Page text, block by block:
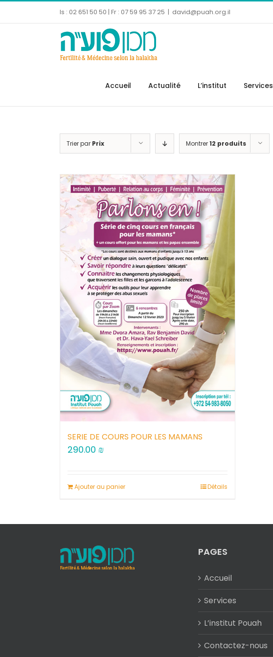
Is : 02 651 50 50 | Fr : 07 59 95 37 25 | david@puah.org.il
Accueil Actualité L’institut Services
Trier par Prix Montrer12 produits
SERIE DE COURS POUR LES MAMANS
290.00 ₪
Ajouter au panier Détails
PAGES
Accueil
Services
L’institut Pouah
Contactez-nous